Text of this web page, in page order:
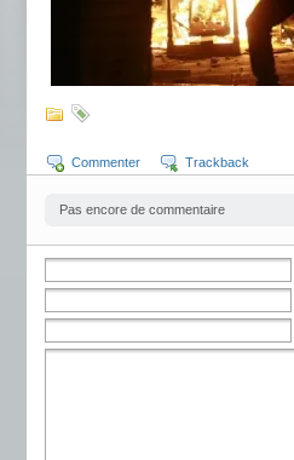
Commenter Trackback
Pas encore de commentaire